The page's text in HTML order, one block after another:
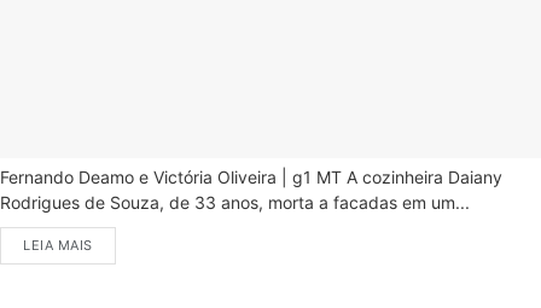
Fernando Deamo e Victória Oliveira | g1 MT A cozinheira Daiany
Rodrigues de Souza, de 33 anos, morta a facadas em um...
LEIA MAIS